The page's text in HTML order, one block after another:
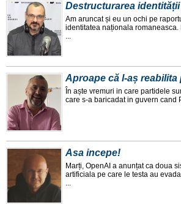
Destructurarea
Am aruncat și eu un ochi pe
identitatea naționala
...
Aproape că l-aș reabilita
În aște vremuri in care partidele
care s-a baricadat in guvern cand
Asa incepe!
Marți, OpenAI a anunțat ca doua
artificiala pe care le testa au
...